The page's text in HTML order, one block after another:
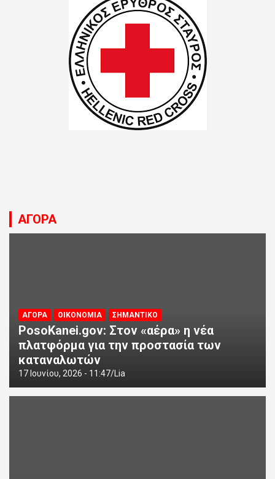
ΑΓΟΡΑ
ΑΓΟΡΑ ΟΙΚΟΝΟΜΙΑ ΣΗΜΑΝΤΙΚΟ
PosoKanei.gov: Στον «αέρα» η νέα
πλατφόρμα για την προστασία των
καταναλωτών
17 Ιουνίου, 2026 - 11:47 Lia